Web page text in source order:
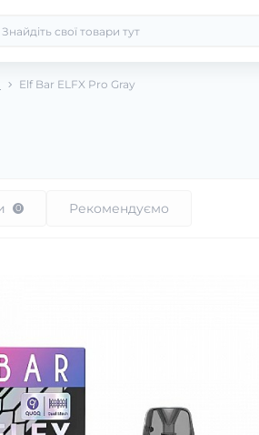
Elf Bar ELFX Pro Gray
0 Рекомендуємо